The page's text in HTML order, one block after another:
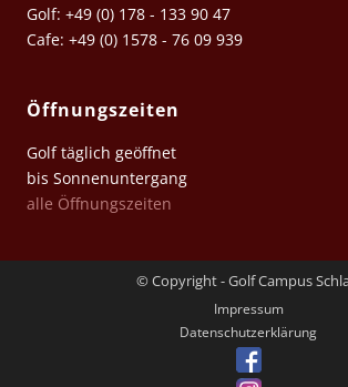
Golf: +49 (0) 178 - 133 90 47
Cafe: +49 (0) 1578 - 76 09 939
Öffnungszeiten
Golf täglich geöffnet
bis Sonnenuntergang
alle Öffnungszeiten
© Copyright - Golf Campus
Impressum
Datenschutz­erklärung